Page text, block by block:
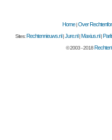
Home|Over
Sites:Rechtennieuws.nl |Jure.nl |Maxius.nl |
© 2003 - 2018